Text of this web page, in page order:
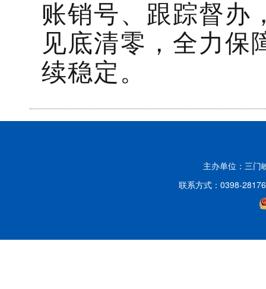
账销号、跟踪督办
见底清零，全力保
续稳定。
主办单位：三
联系方式：0398-